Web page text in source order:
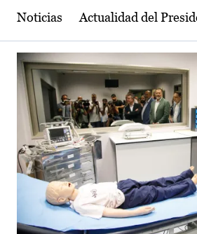
Noticias Actualidad del